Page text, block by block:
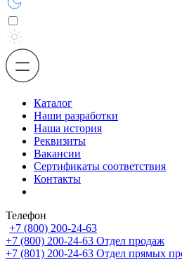
Каталог
Наши разработки
Наша история
Реквизиты
Вакансии
Сертификаты соответствия
Контакты
Телефон
+7 (800) 200-24-63
+7 (800) 200-24-63 Отдел продаж
+7 (801) 200-24-63 Отдел прямых